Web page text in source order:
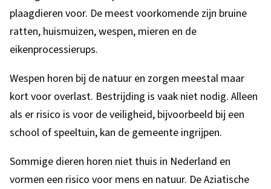
plaagdieren voor. De meest voorkomende zijn bruine
ratten, huismuizen, wespen, mieren en de
eikenprocessierups.
Wespen horen bij de natuur en zorgen meestal maar
kort voor overlast. Bestrijding is vaak niet nodig. Alleen
als er risico is voor de veiligheid, bijvoorbeeld bij een
school of speeltuin, kan de gemeente ingrijpen.
Sommige dieren horen niet thuis in Nederland en
vormen een risico voor mens en natuur. De Aziatische